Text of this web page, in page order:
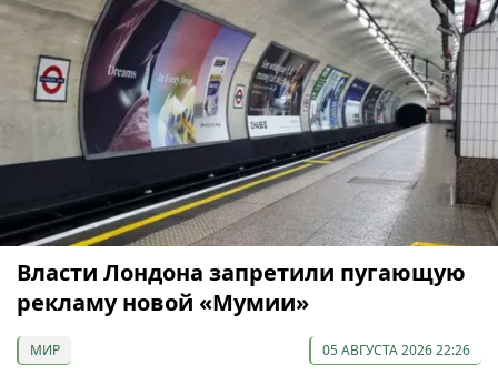
Власти Лондона запретили пугающую
рекламу новой «Мумии»
МИР 05 АВГУСТА 2026 22:26